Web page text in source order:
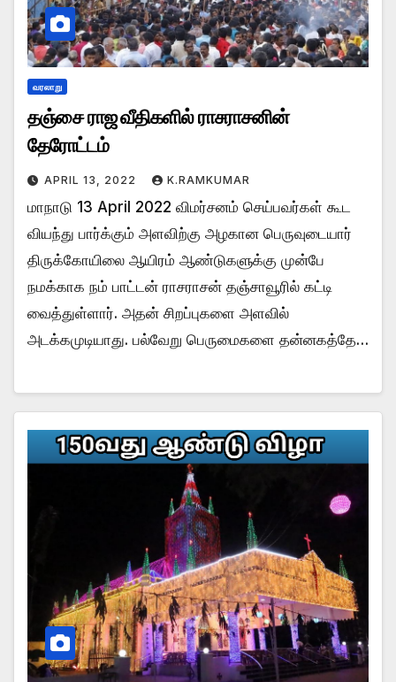
வரலாறு
தஞ்சை ராஜ வீதிகளில் ராசராசனின்
தேரோட்டம்
APRIL 13, 2022 K.RAMKUMAR
மாநாடு 13 April 2022 விமர்சனம் செய்பவர்கள் கூட
வியந்து பார்க்கும் அளவிற்கு அழகான பெருவுடையார்
திருக்கோயிலை ஆயிரம் ஆண்டுகளுக்கு முன்பே
நமக்காக நம் பாட்டன் ராசராசன் தஞ்சாவூரில் கட்டி
வைத்துள்ளார். அதன் சிறப்புகளை அளவில்
அடக்கமுடியாது. பல்வேறு பெருமைகளை தன்னகத்தே…